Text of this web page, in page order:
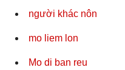
người khác nôn
mo liem lon
Mo di ban reu